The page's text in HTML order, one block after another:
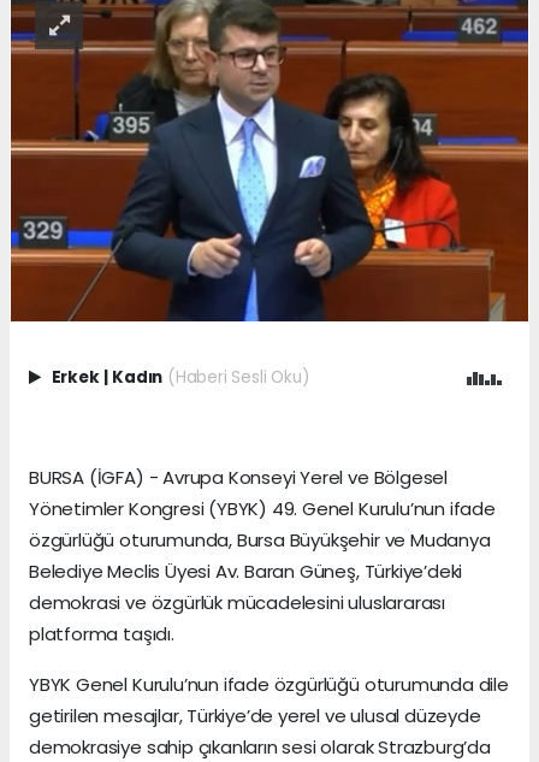
Erkek Kadın (Haberi Sesli Oku)
BURSA (İGFA) - Avrupa Konseyi Yerel ve Bölgesel
Yönetimler Kongresi (YBYK) 49. Genel Kurulu’nun ifade
özgürlüğü oturumunda, Bursa Büyükşehir ve Mudanya
Belediye Meclis Üyesi Av. Baran Güneş, Türkiye’deki
demokrasi ve özgürlük mücadelesini uluslararası
platforma taşıdı.
YBYK Genel Kurulu’nun ifade özgürlüğü oturumunda dile
getirilen mesajlar, Türkiye’de yerel ve ulusal düzeyde
demokrasiye sahip çıkanların sesi olarak Strazburg’da